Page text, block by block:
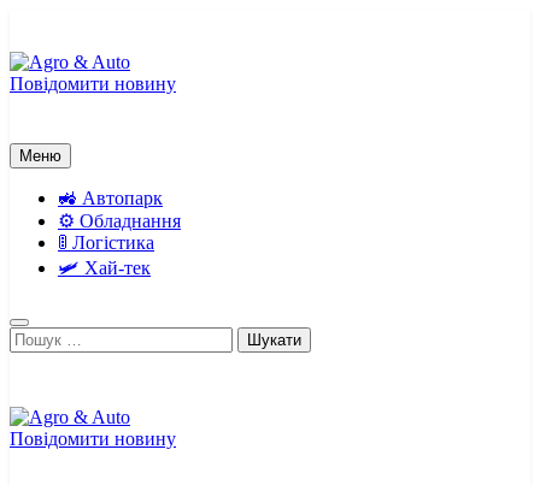
вмісту
Повідомити новину
Меню
🚜 Автопарк
⚙️ Обладнання
🚦 Логістика
🛩️ Хай-тек
Пошук:
Повідомити новину